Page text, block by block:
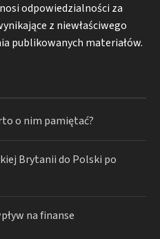
odpowiedzialności za
z niewłaściwego
publikowanych materiałów.
o nim pamiętać?
Brytanii do Polski po
na finanse